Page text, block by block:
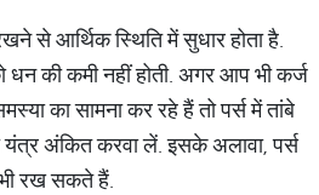
से आर्थिक स्थिति में सुधार होता है.
धन की कमी नहीं होती. अगर आप भी कर्ज
का सामना कर रहे हैं तो पर्स में तांबे
अंकित करवा लें. इसके अलावा, पर्स
रख सकते हैं.